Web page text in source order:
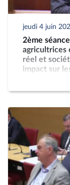
jeudi 4 juin
2ème
agricultrices
réel et
impact sur